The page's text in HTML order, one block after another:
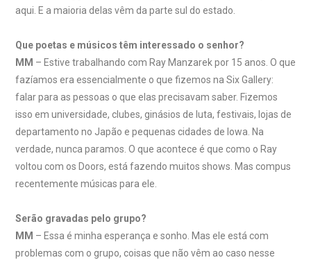
aqui. E a maioria delas vêm da parte sul do estado.
Que poetas e músicos têm interessado o senhor?
MM – Estive trabalhando com Ray Manzarek por 15 anos. O que
fazíamos era essencialmente o que fizemos na Six Gallery:
falar para as pessoas o que elas precisavam saber. Fizemos
isso em universidade, clubes, ginásios de luta, festivais, lojas de
departamento no Japão e pequenas cidades de Iowa. Na
verdade, nunca paramos. O que acontece é que como o Ray
voltou com os Doors, está fazendo muitos shows. Mas compus
recentemente músicas para ele.
Serão gravadas pelo grupo?
MM – Essa é minha esperança e sonho. Mas ele está com
problemas com o grupo, coisas que não vêm ao caso nesse